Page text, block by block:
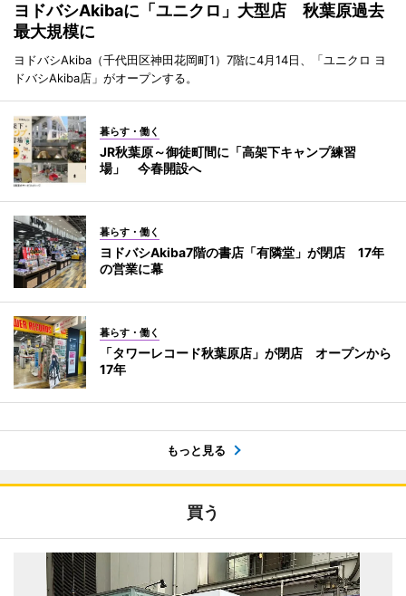
ヨドバシAkibaに「ユニクロ」大型店 秋葉原過去
最大規模に
ヨドバシAkiba（千代田区神田花岡町1）7階に4月14日、「ユニクロ ヨ
ドバシAkiba店」がオープンする。
暮らす・働く
JR秋葉原～御徒町間に「高架下キャンプ練習
場」 今春開設へ
暮らす・働く
ヨドバシAkiba7階の書店「有隣堂」が閉店 17年
の営業に幕
暮らす・働く
「タワーレコード秋葉原店」が閉店 オープンから
17年
もっと見る
買う